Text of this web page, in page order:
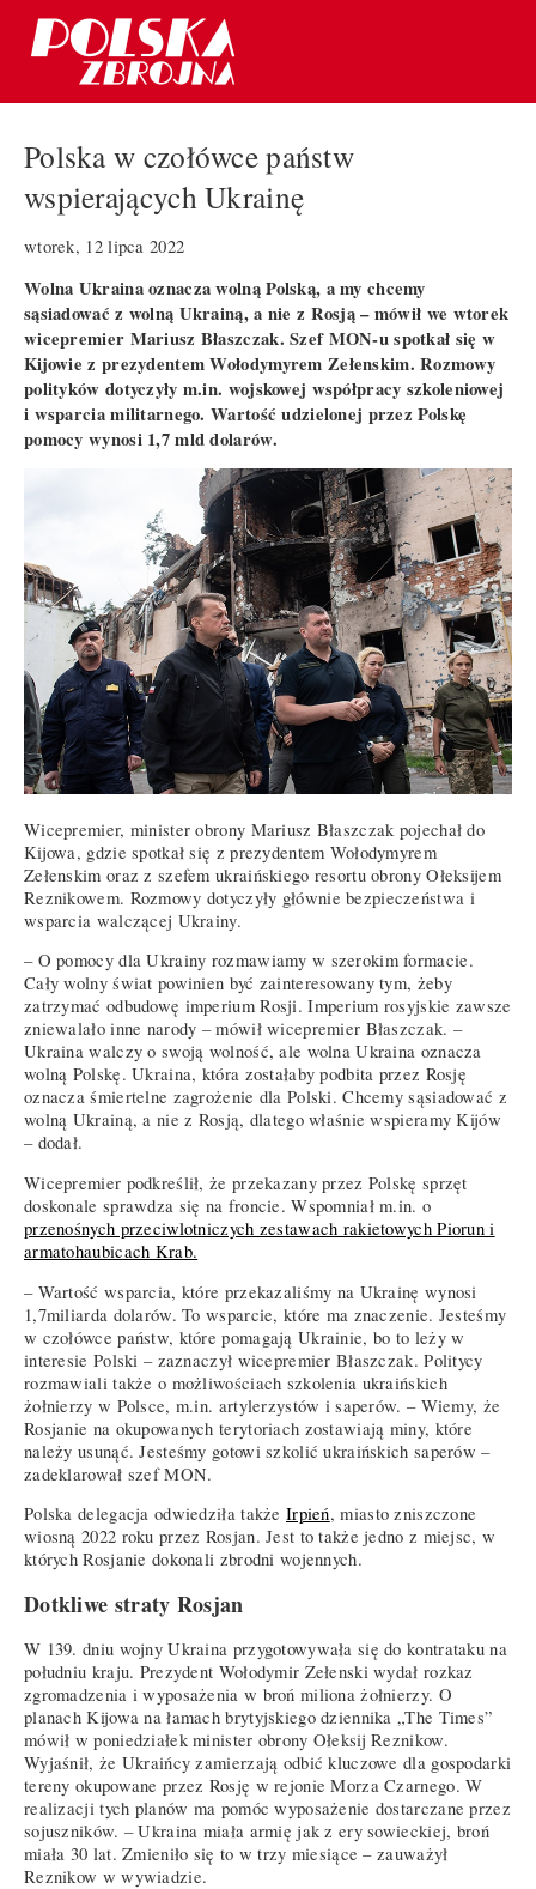
Polska w czołówce państw
wspierających Ukrainę
wtorek, 12 lipca 2022
Wolna Ukraina oznacza wolną Polską, a my chcemy
sąsiadować z wolną Ukrainą, a nie z Rosją – mówił we wtorek
wicepremier Mariusz Błaszczak. Szef MON-u spotkał się w
Kijowie z prezydentem Wołodymyrem Zełenskim. Rozmowy
polityków dotyczyły m.in. wojskowej współpracy szkoleniowej
i wsparcia militarnego. Wartość udzielonej przez Polskę
pomocy wynosi 1,7 mld dolarów.
Wicepremier, minister obrony Mariusz Błaszczak pojechał do
Kijowa, gdzie spotkał się z prezydentem Wołodymyrem
Zełenskim oraz z szefem ukraińskiego resortu obrony Ołeksijem
Reznikowem. Rozmowy dotyczyły głównie bezpieczeństwa i
wsparcia walczącej Ukrainy.
– O pomocy dla Ukrainy rozmawiamy w szerokim formacie.
Cały wolny świat powinien być zainteresowany tym, żeby
zatrzymać odbudowę imperium Rosji. Imperium rosyjskie zawsze
zniewalało inne narody – mówił wicepremier Błaszczak. –
Ukraina walczy o swoją wolność, ale wolna Ukraina oznacza
wolną Polskę. Ukraina, która zostałaby podbita przez Rosję
oznacza śmiertelne zagrożenie dla Polski. Chcemy sąsiadować z
wolną Ukrainą, a nie z Rosją, dlatego właśnie wspieramy Kijów
– dodał.
Wicepremier podkreślił, że przekazany przez Polskę sprzęt
doskonale sprawdza się na froncie. Wspomniał m.in. o
przenośnych przeciwlotniczych zestawach rakietowych Piorun i
armatohaubicach Krab.
– Wartość wsparcia, które przekazaliśmy na Ukrainę wynosi
1,7miliarda dolarów. To wsparcie, które ma znaczenie. Jesteśmy
w czołówce państw, które pomagają Ukrainie, bo to leży w
interesie Polski – zaznaczył wicepremier Błaszczak. Politycy
rozmawiali także o możliwościach szkolenia ukraińskich
żołnierzy w Polsce, m.in. artylerzystów i saperów. – Wiemy, że
Rosjanie na okupowanych terytoriach zostawiają miny, które
należy usunąć. Jesteśmy gotowi szkolić ukraińskich saperów –
zadeklarował szef MON.
Polska delegacja odwiedziła także Irpień, miasto zniszczone
wiosną 2022 roku przez Rosjan. Jest to także jedno z miejsc, w
których Rosjanie dokonali zbrodni wojennych.
Dotkliwe straty Rosjan
W 139. dniu wojny Ukraina przygotowywała się do kontrataku na
południu kraju. Prezydent Wołodymir Zełenski wydał rozkaz
zgromadzenia i wyposażenia w broń miliona żołnierzy. O
planach Kijowa na łamach brytyjskiego dziennika „The Times”
mówił w poniedziałek minister obrony Ołeksij Reznikow.
Wyjaśnił, że Ukraińcy zamierzają odbić kluczowe dla gospodarki
tereny okupowane przez Rosję w rejonie Morza Czarnego. W
realizacji tych planów ma pomóc wyposażenie dostarczane przez
sojuszników. – Ukraina miała armię jak z ery sowieckiej, broń
miała 30 lat. Zmieniło się to w trzy miesiące – zauważył
Reznikow w wywiadzie.